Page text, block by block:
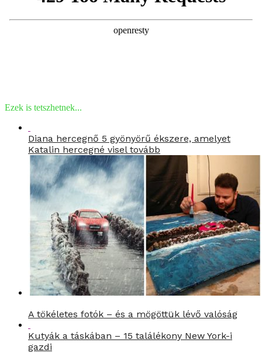
Ezek is tetszhetnek...
Diana hercegnő 5 gyönyörű ékszere, amelyet
Katalin hercegné visel tovább
A tökéletes fotók – és a mögöttük lévő valóság
Kutyák a táskában – 15 találékony New York-i
gazdi